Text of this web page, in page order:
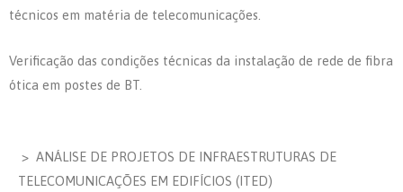
técnicos em matéria de telecomunicações.
Verificação das condições técnicas da instalação de rede de fibra
ótica em postes de BT.
> ANÁLISE DE PROJETOS DE INFRAESTRUTURAS DE
TELECOMUNICAÇÕES EM EDIFÍCIOS (ITED)